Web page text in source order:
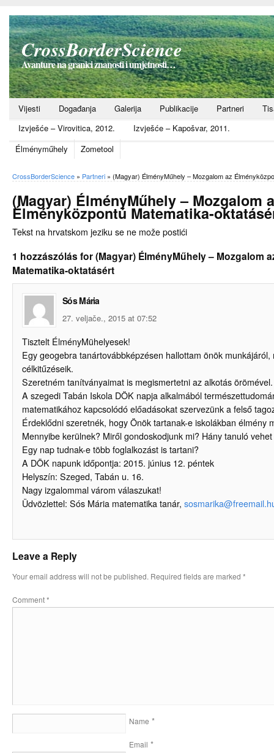
CrossBorderScience
Avanture na granici znanosti i umjetnosti…
Vijesti Događanja Galerija Publikacije Partneri
Izvješće – Virovitica, 2012.
Izvješće – Kapošvar, 2011.
Élményműhely
Zometool
CrossBorderScience » Partneri » (Magyar) ÉlményMűhely – Mozgalom az
(Magyar) ÉlményMűhely – Mozgalom
Élményközpontú Matematika-
Tekst na hrvatskom jeziku se ne može postići
1 hozzászólás for (Magyar) ÉlményMűhely – Mozgalom
Matematika-oktatásért
Sós Mária
27. veljače., 2015 at 07:52
Tisztelt ÉlményMühelyesek!
Egy geogebra tanártovábbképzésen hallottam önök
célkitűzéseik.
Szeretném tanítványaimat is megismertetni az alkotás örömével.
A szegedi Tabán Iskola DÖK napja alkalmából
matematikához kapcsolódó előadásokat szervezünk a felső
Érdeklődni szeretnék, hogy Önök tartanak-e iskolákban élmény
Mennyibe kerülnek? Miről gondoskodjunk mi? Hány tanuló
Egy nap tudnak-e több foglalkozást is tartani?
A DÖK napunk időpontja: 2015. június 12. péntek
Helyszín: Szeged, Tabán u. 16.
Nagy izgalommal várom válaszukat!
Üdvözlettel: Sós Mária matematika tanár,
Leave a Reply
Your email address will not be published. Required fields are marked *
Comment*
Name *
Email *